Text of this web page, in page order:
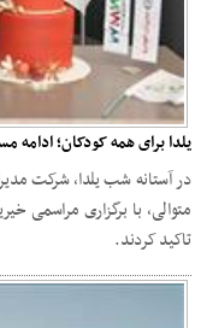
یلدا برای همه کودکان؛
در آستانه شب یلدا، شرکت
متوالی، با برگزاری مراسمی
تاکید کردند.